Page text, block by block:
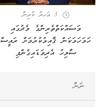
3 އަހރު ކުރިން
މަސައްކަތްތެރިންގެ މެދުގައި
ހަމަހަމަކަން ޤާއިމުކުރުމަށް ރައީސް
ސާލިހު އެދިވަޑައިގެންފި